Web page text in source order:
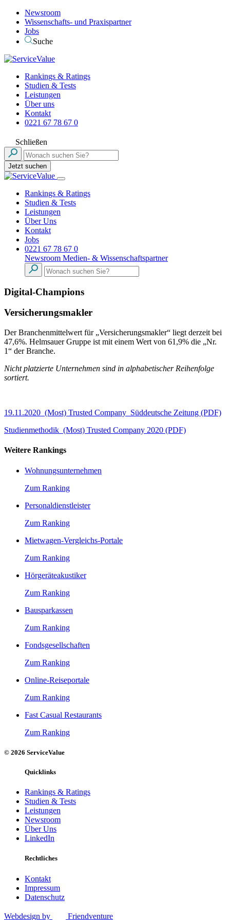
Newsroom
Wissenschafts- und Praxispartner
Jobs
Suche
Rankings & Ratings
Studien & Tests
Leistungen
Über uns
Kontakt
0221 67 78 67 0
Schließen
Jetzt suchen
Rankings & Ratings
Studien & Tests
Leistungen
Über Uns
Kontakt
Jobs
0221 67 78 67 0
Newsroom Medien- & Wissenschaftspartner
Digital-Champions
Versicherungsmakler
Der Branchenmittelwert für „Versicherungsmakler“ liegt derzeit bei
47,6%. Helmsauer Gruppe ist mit einem Wert von 61,9% die „Nr.
1“ der Branche.
Nicht platzierte Unternehmen sind in alphabetischer Reihenfolge
sortiert.
19.11.2020_(Most) Trusted Company_Süddeutsche Zeitung (PDF)
Studienmethodik_(Most) Trusted Company 2020 (PDF)
Weitere Rankings
Wohnungsunternehmen
Zum Ranking
Personaldienstleister
Zum Ranking
Mietwagen-Vergleichs-Portale
Zum Ranking
Hörgeräteakustiker
Zum Ranking
Bausparkassen
Zum Ranking
Fondsgesellschaften
Zum Ranking
Online-Reiseportale
Zum Ranking
Fast Casual Restaurants
Zum Ranking
© 2026 ServiceValue
Quicklinks
Rankings & Ratings
Studien & Tests
Leistungen
Newsroom
Über Uns
LinkedIn
Rechtliches
Kontakt
Impressum
Datenschutz
Webdesign by Friendventure